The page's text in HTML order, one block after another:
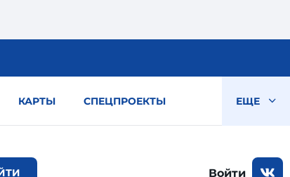
КАРТЫ СПЕЦПРОЕКТЫ ЕЩЕ
Войти